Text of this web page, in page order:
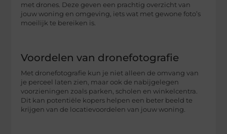
met drones. Deze geven een prachtig overzicht van
jouw woning en omgeving, iets wat met gewone foto’s
moeilijk te bereiken is.
Voordelen van dronefotografie
Met dronefotografie kun je niet alleen de omvang van
je perceel laten zien, maar ook de nabijgelegen
voorzieningen zoals parken, scholen en winkelcentra.
Dit kan potentiële kopers helpen een beter beeld te
krijgen van de locatievoordelen van jouw woning.